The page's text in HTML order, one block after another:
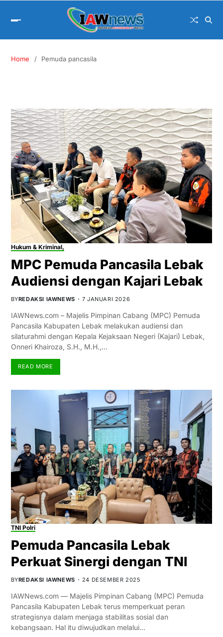
Home Pemuda pancasila
Hukum & Kriminal,
MPC Pemuda Pancasila Lebak
Audiensi dengan Kajari Lebak
BYREDAKSI IAWNEWS 7 JANUARI 2026
IAWNews.com – Majelis Pimpinan Cabang (MPC) Pemuda
Pancasila Kabupaten Lebak melakukan audiensi dan
silaturahmi dengan Kepala Kejaksaan Negeri (Kajari) Lebak,
Onneri Khairoza, S.H., M.H.,…
READ MORE
TNI Polri
Pemuda Pancasila Lebak
Perkuat Sinergi dengan TNI
BYREDAKSI IAWNEWS 24 DESEMBER 2025
IAWNews.com — Majelis Pimpinan Cabang (MPC) Pemuda
Pancasila Kabupaten Lebak terus memperkuat peran
strategisnya dalam menjaga stabilitas sosial dan
kebangsaan. Hal itu diwujudkan melalui…